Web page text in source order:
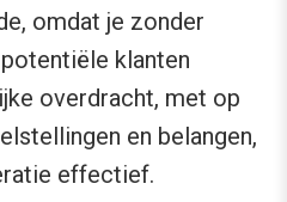
omdat je zonder
klanten
overdracht, met op
en belangen,
effectief.